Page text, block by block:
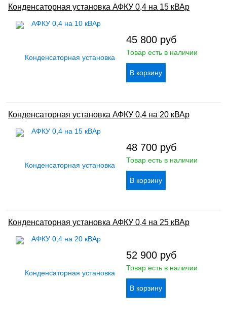
Конденсаторная установка АФКУ 0,4 на 15 кВАр
45 800 руб
Товар есть в наличии
Конденсаторная установка АФКУ 0,4 на 20 кВАр
48 700 руб
Товар есть в наличии
Конденсаторная установка АФКУ 0,4 на 25 кВАр
52 900 руб
Товар есть в наличии